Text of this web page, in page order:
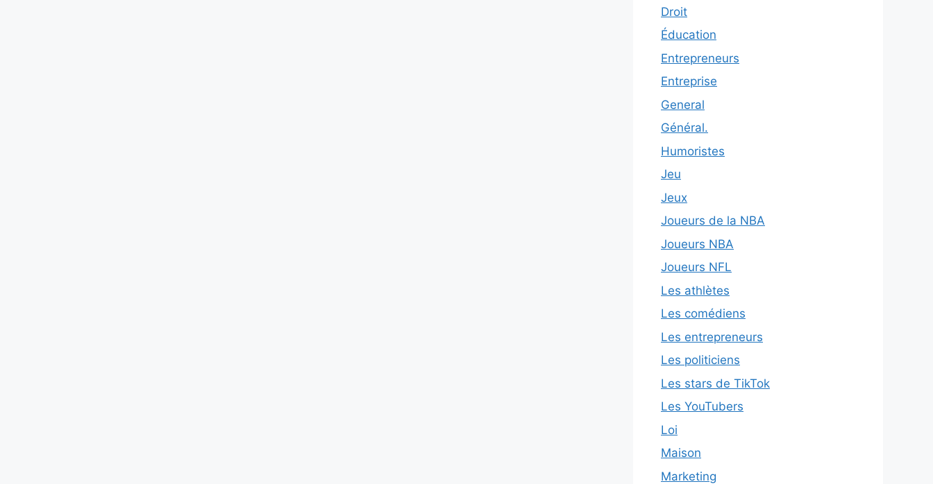
Droit
Éducation
Entrepreneurs
Entreprise
General
Général.
Humoristes
Jeu
Jeux
Joueurs de la NBA
Joueurs NBA
Joueurs NFL
Les athlètes
Les comédiens
Les entrepreneurs
Les politiciens
Les stars de TikTok
Les YouTubers
Loi
Maison
Marketing